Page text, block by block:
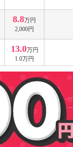
8.8万円
2,000円
13.0万円
1.0万円
17.2万円
1.2万円
13.7万円
1.1万円